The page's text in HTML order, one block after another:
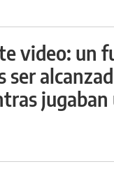
video: un
ser
jugaban